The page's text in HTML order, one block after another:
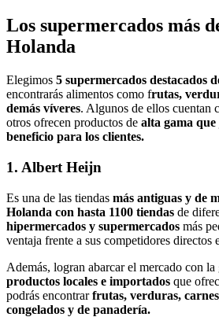
Los supermercados más
Holanda
Elegimos 5 supermercados destacados
encontrarás alimentos como frutas,
demás víveres. Algunos de ellos cuentan
otros ofrecen productos de alta gama
beneficio para los clientes.
1. Albert Heijn
Es una de las tiendas más antiguas y de
Holanda con hasta 1100 tiendas de
hipermercados y supermercados más
ventaja frente a sus competidores directos
Además, logran abarcar el mercado con la
productos locales e importados que
podrás encontrarfrutas, verduras,
congelados y de panadería.